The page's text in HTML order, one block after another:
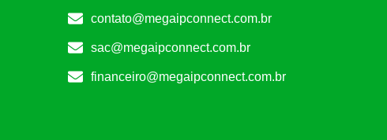
contato@megaipconnect.com.br
sac@megaipconnect.com.br
financeiro@megaipconnect.com.br